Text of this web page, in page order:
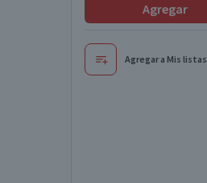
Agregar
Agregar a Mis listas